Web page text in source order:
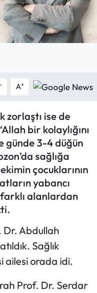
- A+
zorlaştı ise de
bir kolaylığını
günde 3-4 düğün
sağlığa
çocuklarının
yabancı
farklı alanlardan
Dr. Abdullah
Sağlık
ailesi orada idi.
Prof. Dr. Serdar